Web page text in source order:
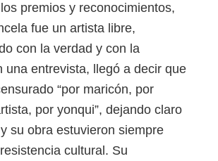
premios y reconocimientos,
fue un artista libre,
con la verdad y con la
una entrevista, llegó a decir que
“por maricón, por
por yonqui”, dejando claro
su obra estuvieron siempre
cultural. Su